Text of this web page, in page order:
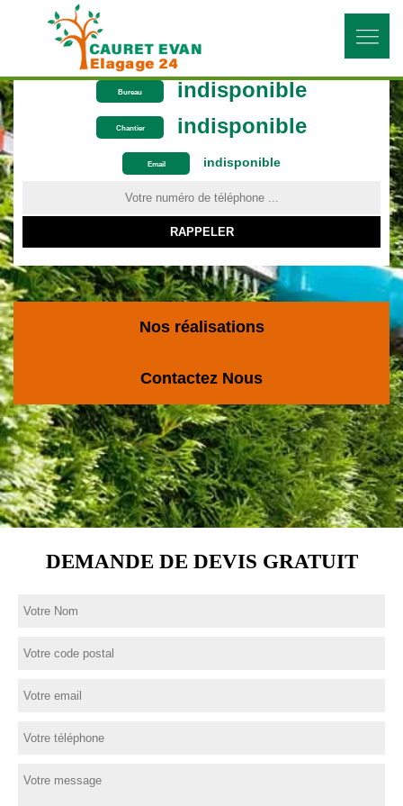
Bureau indisponible
Chantier indisponible
Email indisponible
ON VOUS RAPPELLE GRATUITEMENT
Nos réalisations
Contactez Nous
DEMANDE DE DEVIS GRATUIT